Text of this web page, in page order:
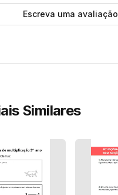
Escreva uma avaliação
Similares